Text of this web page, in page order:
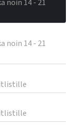
noin 14 - 21
noin 14 - 21